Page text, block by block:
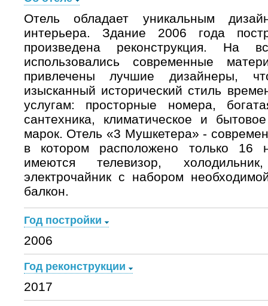
Отель обладает уникальным
интерьера. Здание 2006 года
произведена реконструкция. На
использовались современные
привлечены лучшие дизайнеры,
изысканный исторический стиль
услугам: просторные номера,
сантехника, климатическое и
марок. Отель «3 Мушкетера» -
в котором расположено только 16
имеются телевизор,
электрочайник с набором
балкон.
Год постройки
2006
Год реконструкции
2017